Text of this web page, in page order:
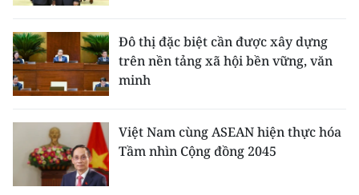
Đô thị đặc biệt cần được xây dựng
trên nền tảng xã hội bền vững, văn
minh
Việt Nam cùng ASEAN hiện thực hóa
Tầm nhìn Cộng đồng 2045